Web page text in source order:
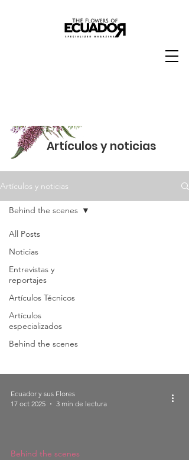
Artículos y noticias
Artículos y noticias
All Posts
Noticias
Entrevistas y
reportajes
Artículos Técnicos
Artículos
especializados
Behind the scenes
Behind the scenes
Behind
the
scenes
Behind the scenes
Ecuador y sus Flores
17 oct 2025
3 min de lectura